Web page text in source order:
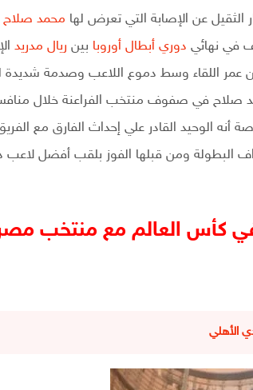
الثقيل عن الإصابة التي تعرض لها محمد صلاح
في نهائي دوري أبطال أوروبا بين ريال مدريد
الأنجليزي وتسببت في مغادردة للقاء في الدقيقة 30 من عمر اللقاء وسط دموع اللاعب
صلاح في صفوف منتخب الفراعنة خلال
أنه الوحيد القادر علي إحداث الفارق مع
البطولة ومن قبلها الفوز بلقب أفضل لاعب
كأس العالم مع منتخب
الأهلي